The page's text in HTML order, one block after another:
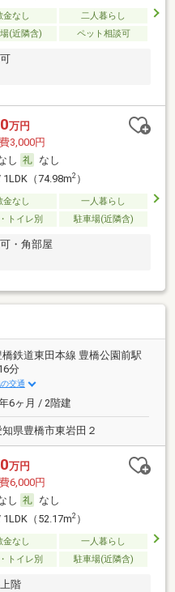
金なし
二人暮らし
(近隣含) ペット相談可
万円
3,000円
し
なし
1LDK（74.98m2）
金なし
一人暮らし
トイレ別 駐車場(近隣含)
・角部屋
橋鉄道東田本線 豊橋公園前駅
分
交通
6ヶ月 / 2階建
知県豊橋市東岩田２
万円
6,000円
し
なし
1LDK（52.17m2）
金なし
一人暮らし
トイレ別 駐車場(近隣含)
階